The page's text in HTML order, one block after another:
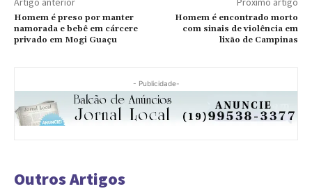
Homem é preso por manter
namorada e bebê em cárcere
privado em Mogi Guaçu
Homem é encontrado morto
com sinais de violência em
lixão de Campinas
- Publicidade-
Outros Artigos